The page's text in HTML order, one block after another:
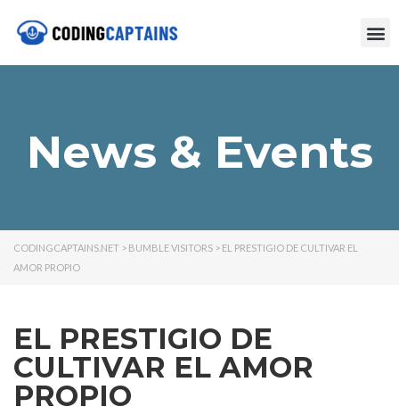
News & Events
CODINGCAPTAINS.NET > BUMBLE VISITORS > EL PRESTIGIO DE CULTIVAR EL
AMOR PROPIO
EL PRESTIGIO DE
CULTIVAR EL AMOR
PROPIO